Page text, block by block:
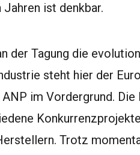
ist denkbar.
der Tagung die
steht hier der
im Vordergrund.
Trotz